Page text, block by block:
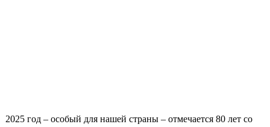
2025 год – особый для нашей страны – отмечается 80 лет со